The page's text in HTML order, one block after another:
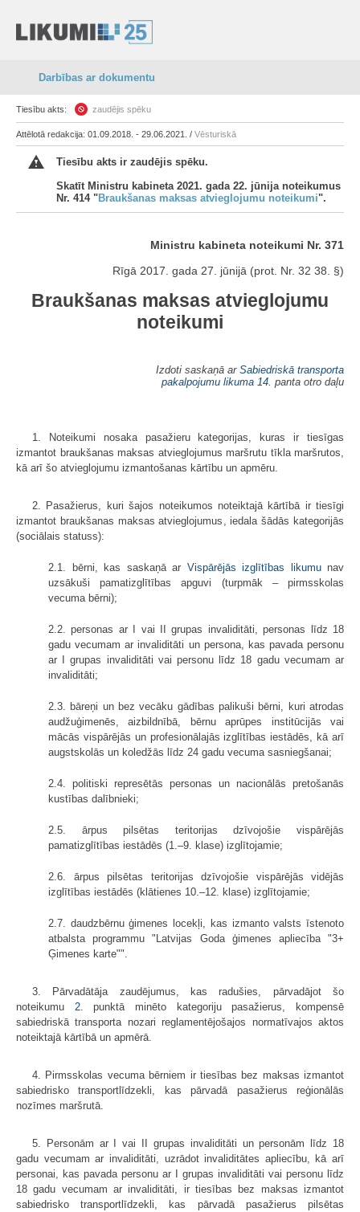
Darbības ar dokumentu
Tiesību akts: zaudējis spēku
Attēlotā redakcija: 01.09.2018. - 29.06.2021. / Vēsturiskā
Tiesību akts ir zaudējis spēku.
Skatīt Ministru kabineta 2021. gada 22. jūnija noteikumus
Nr. 414 "Braukšanas maksas atvieglojumu noteikumi".
Ministru kabineta noteikumi Nr. 371
Rīgā 2017. gada 27. jūnijā (prot. Nr. 32 38. §)
Braukšanas maksas atvieglojumu
noteikumi
Izdoti saskaņā ar Sabiedriskā transporta
pakalpojumu likuma 14. panta otro daļu
1. Noteikumi nosaka pasažieru kategorijas, kuras ir tiesīgas
izmantot braukšanas maksas atvieglojumus maršrutu tīkla maršrutos,
kā arī šo atvieglojumu izmantošanas kārtību un apmēru.
2. Pasažierus, kuri šajos noteikumos noteiktajā kārtībā ir tiesīgi
izmantot braukšanas maksas atvieglojumus, iedala šādās kategorijās
(sociālais statuss):
2.1. bērni, kas saskaņā ar Vispārējās izglītības likumunav
uzsākuši pamatizglītības apguvi (turpmāk – pirmsskolas
vecuma bērni);
2.2. personas ar I vai II grupas invaliditāti, personas līdz 18
gadu vecumam ar invaliditāti un persona, kas pavada personu
ar I grupas invaliditāti vai personu līdz 18 gadu vecumam ar
invaliditāti;
2.3. bāreņi un bez vecāku gādības palikuši bērni, kuri atrodas
audžuģimenēs, aizbildnībā, bērnu aprūpes institūcijās vai
mācās vispārējās un profesionālajās izglītības iestādēs, kā arī
augstskolās un koledžās līdz 24 gadu vecuma sasniegšanai;
2.4. politiski represētās personas un nacionālās pretošanās
kustības dalībnieki;
2.5. ārpus pilsētas teritorijas dzīvojošie vispārējās
pamatizglītības iestādēs (1.–9. klase) izglītojamie;
2.6. ārpus pilsētas teritorijas dzīvojošie vispārējās vidējās
izglītības iestādēs (klātienes 10.–12. klase) izglītojamie;
2.7. daudzbērnu ģimenes locekļi, kas izmanto valsts īstenoto
atbalsta programmu "Latvijas Goda ģimenes apliecība "3+
Ģimenes karte"".
3. Pārvadātāja zaudējumus, kas radušies, pārvadājot šo
noteikumu 2.
punktā minēto kategoriju pasažierus, kompensē
sabiedriskā transporta nozari reglamentējošajos normatīvajos aktos
noteiktajā kārtībā un apmērā.
4. Pirmsskolas vecuma bērniem ir tiesības bez maksas izmantot
sabiedrisko transportlīdzekli, kas pārvadā pasažierus reģionālās
nozīmes maršrutā.
5. Personām ar I vai II grupas invaliditāti un personām līdz 18
gadu vecumam ar invaliditāti, uzrādot invaliditātes apliecību, kā arī
personai, kas pavada personu ar I grupas invaliditāti vai personu līdz
18 gadu vecumam ar invaliditāti, ir tiesības bez maksas izmantot
sabiedrisko transportlīdzekli, kas pārvadā pasažierus pilsētas